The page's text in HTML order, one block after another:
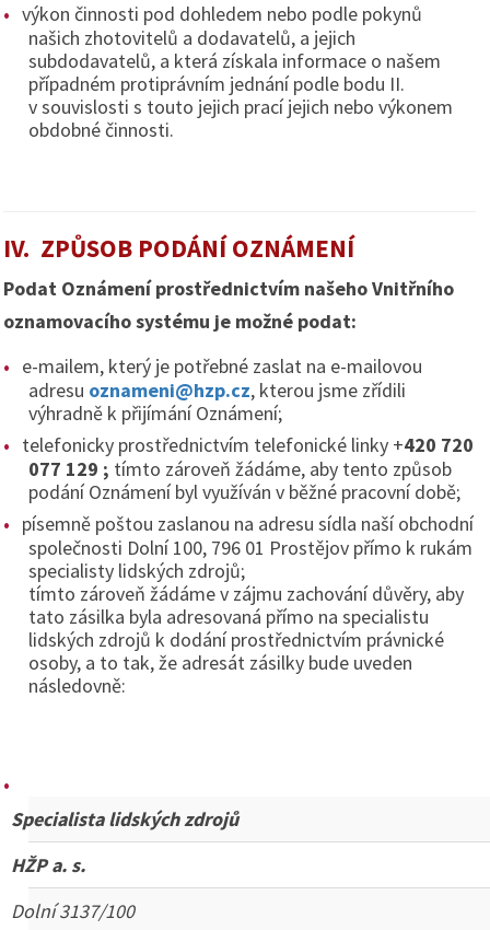
výkon činnosti pod dohledem nebo podle pokynů
našich zhotovitelů a dodavatelů, a jejich
subdodavatelů, a která získala informace o našem
případném protiprávním jednání podle bodu II.
v souvislosti s touto jejich prací jejich nebo výkonem
obdobné činnosti.
IV. ZPŮSOB PODÁNÍ OZNÁMENÍ
Podat Oznámení prostřednictvím našeho Vnitřního
oznamovacího systému je možné podat:
e-mailem, který je potřebné zaslat na e-mailovou
adresu oznameni@hzp.cz, kterou jsme zřídili
výhradně k přijímání Oznámení;
telefonicky prostřednictvím telefonické linky +420 720
077 129 ; tímto zároveň žádáme, aby tento způsob
podání Oznámení byl využíván v běžné pracovní době;
písemně poštou zaslanou na adresu sídla naší obchodní
společnosti Dolní 100, 796 01 Prostějov přímo k rukám
specialisty lidských zdrojů;
tímto zároveň žádáme v zájmu zachování důvěry, aby
tato zásilka byla adresovaná přímo na specialistu
lidských zdrojů k dodání prostřednictvím právnické
osoby, a to tak, že adresát zásilky bude uveden
následovně:
Specialista lidských zdrojů
HŽP a. s.
Dolní 3137/100